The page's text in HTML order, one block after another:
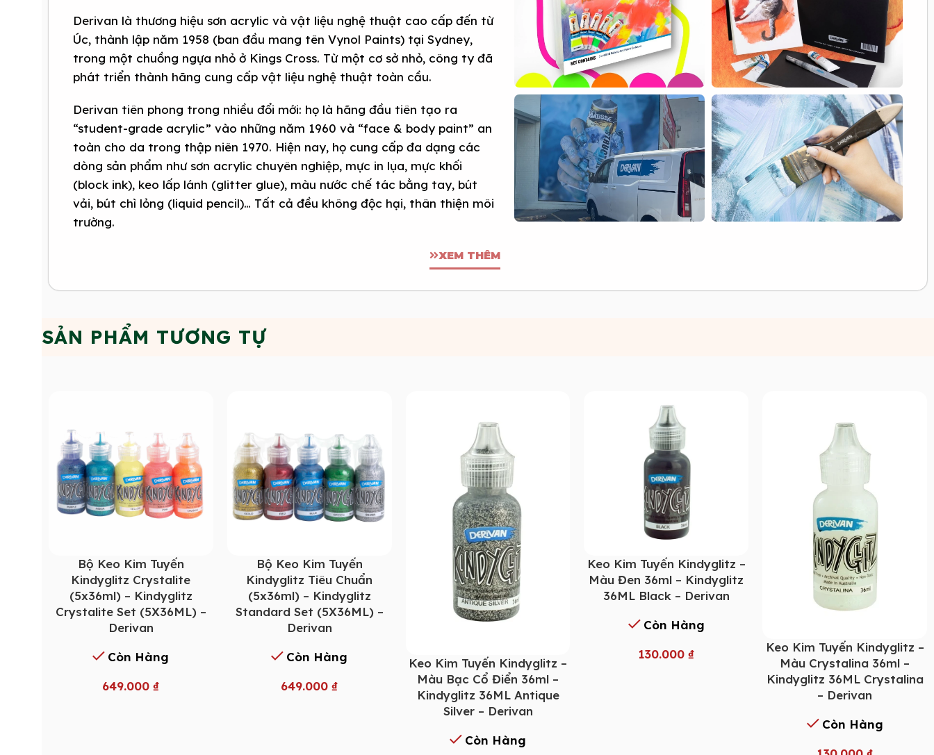
Derivan là thương hiệu sơn acrylic và vật liệu nghệ thuật cao cấp đến từ
Úc, thành lập năm 1958 (ban đầu mang tên Vynol Paints) tại Sydney,
trong một chuồng ngựa nhỏ ở Kings Cross. Từ một cơ sở nhỏ, công ty đã
phát triển thành hãng cung cấp vật liệu nghệ thuật toàn cầu.
Derivan tiên phong trong nhiều đổi mới: họ là hãng đầu tiên tạo ra
“student-grade acrylic” vào những năm 1960 và “face & body paint” an
toàn cho da trong thập niên 1970. Hiện nay, họ cung cấp đa dạng các
dòng sản phẩm như sơn acrylic chuyên nghiệp, mực in lụa, mực khối
(block ink), keo lấp lánh (glitter glue), màu nước chế tác bằng tay, bút
vải, bút chì lỏng (liquid pencil)… Tất cả đều không độc hại, thân thiện môi
trường.
XEM THÊM
SẢN PHẨM TƯƠNG TỰ
Bộ Keo Kim Tuyến
Kindyglitz Crystalite
(5x36ml) – Kindyglitz
Crystalite Set (5X36ML) –
Derivan
Còn Hàng
649.000₫
Bộ Keo Kim Tuyến
Kindyglitz Tiêu Chuẩn
(5x36ml) – Kindyglitz
Standard Set (5X36ML) –
Derivan
Còn Hàng
649.000₫
Keo Kim Tuyến Kindyglitz –
Màu Bạc Cổ Điển 36ml –
Kindyglitz 36ML Antique
Silver – Derivan
Còn Hàng
Keo Kim Tuyến Kindyglitz –
Màu Đen 36ml – Kindyglitz
36ML Black – Derivan
Còn Hàng
130.000₫
Keo Kim Tuyến Kindyglitz –
Màu Crystalina 36ml –
Kindyglitz 36ML Crystalina
– Derivan
Còn Hàng